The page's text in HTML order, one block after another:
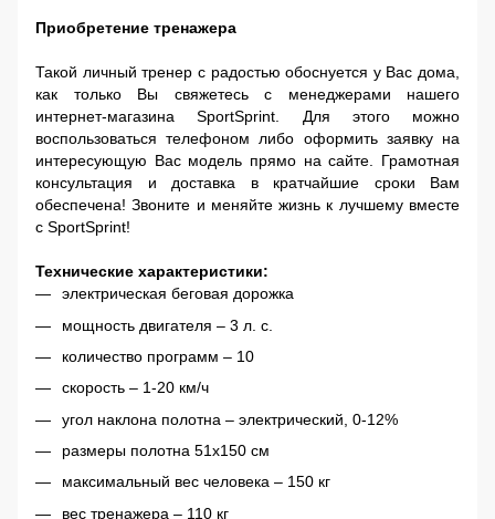
Приобретение тренажера
Такой личный тренер с радостью обоснуется у Вас дома,
как только Вы свяжетесь с менеджерами нашего
интернет-магазина SportSprint. Для этого можно
воспользоваться телефоном либо оформить заявку на
интересующую Вас модель прямо на сайте. Грамотная
консультация и доставка в кратчайшие сроки Вам
обеспечена! Звоните и меняйте жизнь к лучшему вместе
с SportSprint!
Технические характеристики:
электрическая беговая дорожка
мощность двигателя – 3 л. с.
количество программ – 10
скорость – 1-20 км/ч
угол наклона полотна – электрический, 0-12%
размеры полотна 51х150 см
максимальный вес человека – 150 кг
вес тренажера – 110 кг